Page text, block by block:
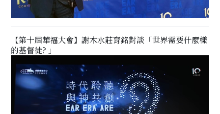
【第十屆華福大會】謝木水莊育銘對談「世界需要什麼樣
的基督徒? 」